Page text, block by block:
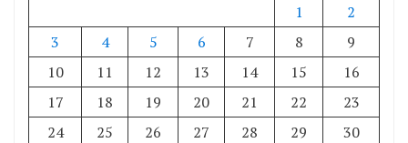
1
2
3
4 5 6 7 8
9
10
11 12 13 14 15
16
17
18 19 20 21 22
23
24
25 26 27 28 29
30